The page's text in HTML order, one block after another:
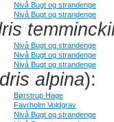
Nivå Bugt og strandenge
Nivå Bugt og strandenge
Nivå Bugt og strandenge
Nivå Bugt og strandenge
Nivå Bugt og strandenge
alpina):
Børstrup Hage
Favrholm Voldgrav
Nivå Bugt og strandenge